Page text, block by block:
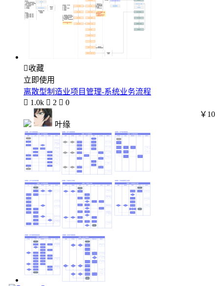
收藏
立即使用
离散型制造业项目管理-系统业务流程
 1.0k  2  0
叶缘
￥10